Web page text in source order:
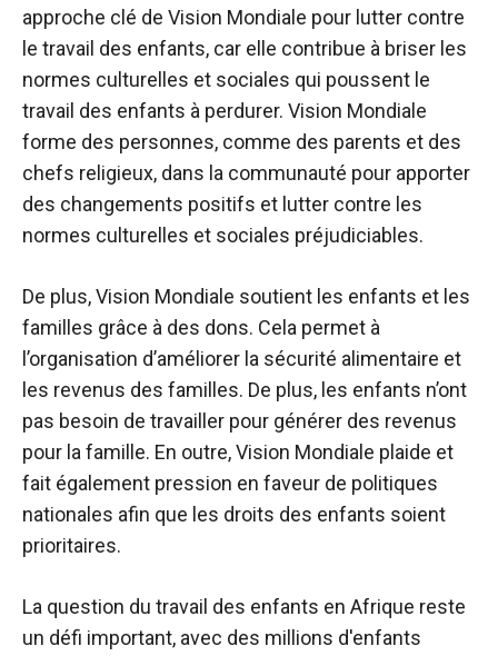
approche clé de Vision Mondiale pour lutter contre
le travail des enfants, car elle contribue à briser les
normes culturelles et sociales qui poussent le
travail des enfants à perdurer. Vision Mondiale
forme des personnes, comme des parents et des
chefs religieux, dans la communauté pour apporter
des changements positifs et lutter contre les
normes culturelles et sociales préjudiciables.
De plus, Vision Mondiale soutient les enfants et les
familles grâce à des dons. Cela permet à
l’organisation d’améliorer la sécurité alimentaire et
les revenus des familles. De plus, les enfants n’ont
pas besoin de travailler pour générer des revenus
pour la famille. En outre, Vision Mondiale plaide et
fait également pression en faveur de politiques
nationales afin que les droits des enfants soient
prioritaires.
La question du travail des enfants en Afrique reste
un défi important, avec des millions d'enfants